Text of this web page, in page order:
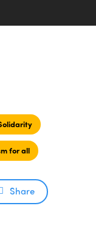
for all
Share